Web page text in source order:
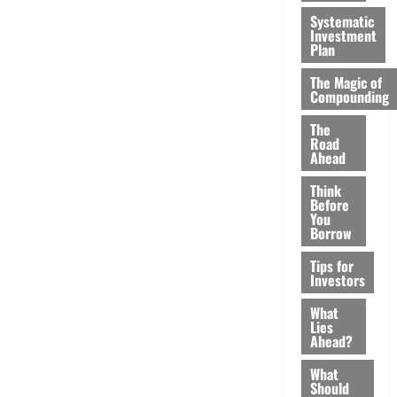
Systematic
Investment
Plan
The Magic of
Compounding
The
Road
Ahead
Think
Before
You
Borrow
Tips for
Investors
What
Lies
Ahead?
What
Should